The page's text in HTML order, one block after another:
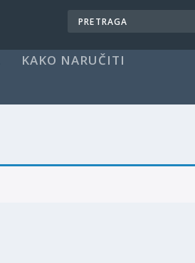
KAKO NARUČITI